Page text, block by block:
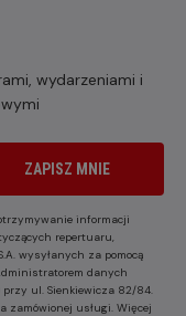
wydarzeniami i
ZAPISZ MNIE
informacji
repertuaru,
wysyłanych za pomocą
danych
przy ul. Sienkiewicza 82/84.
zamówionej usługi. Więcej